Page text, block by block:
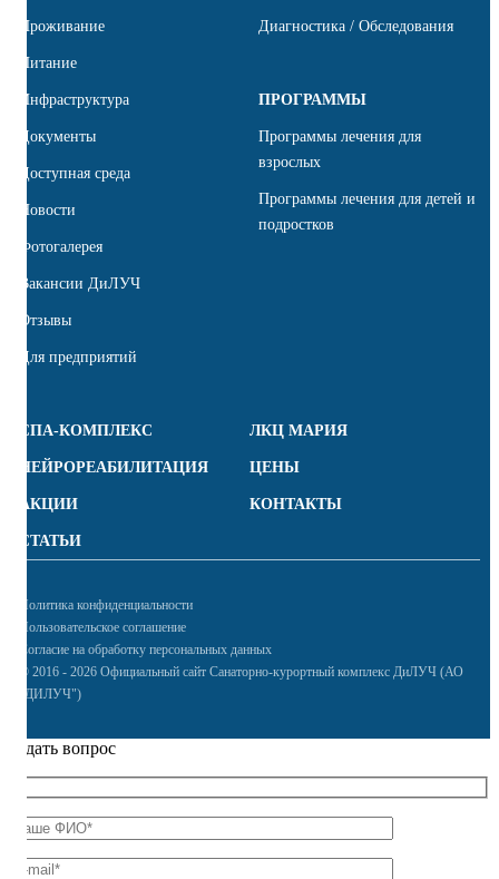
Проживание
Питание
Инфраструктура
Документы
Доступная среда
Новости
Фотогалерея
Вакансии ДиЛУЧ
Отзывы
Для предприятий
Диагностика / Обследования
ПРОГРАММЫ
Программы лечения для
взрослых
Программы лечения для детей и
подростков
СПА-КОМПЛЕКС ЛКЦ МАРИЯ
НЕЙРОРЕАБИЛИТАЦИЯ ЦЕНЫ
АКЦИИ КОНТАКТЫ
СТАТЬИ
Политика конфиденциальности
Пользовательское соглашение
Согласие на обработку персональных данных
© 2016 - 2026 Официальный сайт Санаторно-курортный комплекс ДиЛУЧ (АО
"ДИЛУЧ")
Задать вопрос